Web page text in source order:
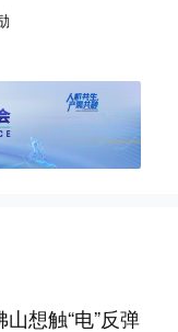
想触“电”反弹